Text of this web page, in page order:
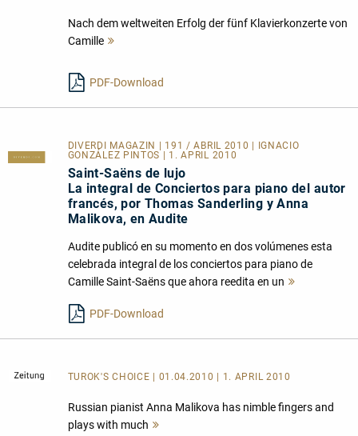
Nach dem weltweiten Erfolg der fünf Klavierkonzerte von
Camille
PDF-Download
DIVERDI MAGAZIN | 191 / ABRIL 2010 | IGNACIO
GONZÁLEZ PINTOS | 1. APRIL 2010
Saint-Saëns de lujo
La integral de Conciertos para piano del autor
francés, por Thomas Sanderling y Anna
Malikova, en Audite
Audite publicó en su momento en dos volúmenes esta
celebrada integral de los conciertos para piano de
Camille Saint-Saëns que ahora reedita en un
PDF-Download
TUROK'S CHOICE | 01.04.2010 | 1. APRIL 2010
Russian pianist Anna Malikova has nimble fingers and
plays with much